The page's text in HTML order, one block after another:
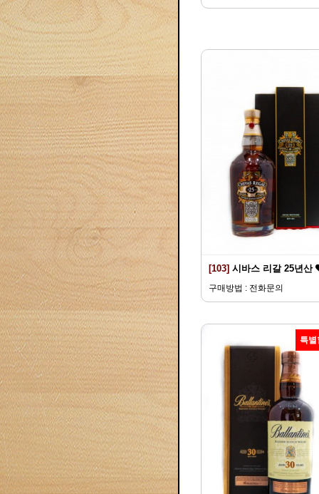
[103] 시바스 리갈 25년산
구매방법 : 전화문의
특별